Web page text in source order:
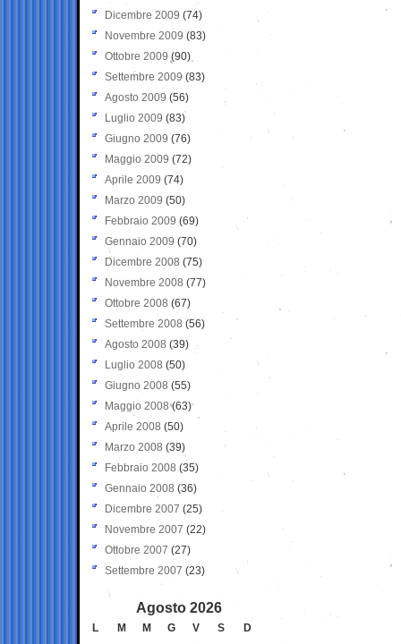
Dicembre 2009 (74)
Novembre 2009 (83)
Ottobre 2009 (90)
Settembre 2009 (83)
Agosto 2009 (56)
Luglio 2009 (83)
Giugno 2009 (76)
Maggio 2009 (72)
Aprile 2009 (74)
Marzo 2009 (50)
Febbraio 2009 (69)
Gennaio 2009 (70)
Dicembre 2008 (75)
Novembre 2008 (77)
Ottobre 2008 (67)
Settembre 2008 (56)
Agosto 2008 (39)
Luglio 2008 (50)
Giugno 2008 (55)
Maggio 2008(63)
Aprile 2008 (50)
Marzo 2008 (39)
Febbraio 2008 (35)
Gennaio 2008 (36)
Dicembre 2007 (25)
Novembre 2007 (22)
Ottobre 2007 (27)
Settembre 2007 (23)
Agosto 2026
L M M G V S
D